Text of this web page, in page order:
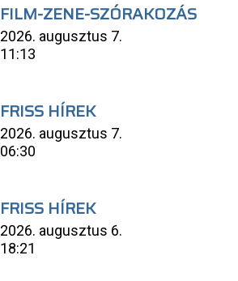
FILM-ZENE-SZÓRAKOZÁS
2026. augusztus 7.
11:13
FRISS HÍREK
2026. augusztus 7.
06:30
FRISS HÍREK
2026. augusztus 6.
18:21